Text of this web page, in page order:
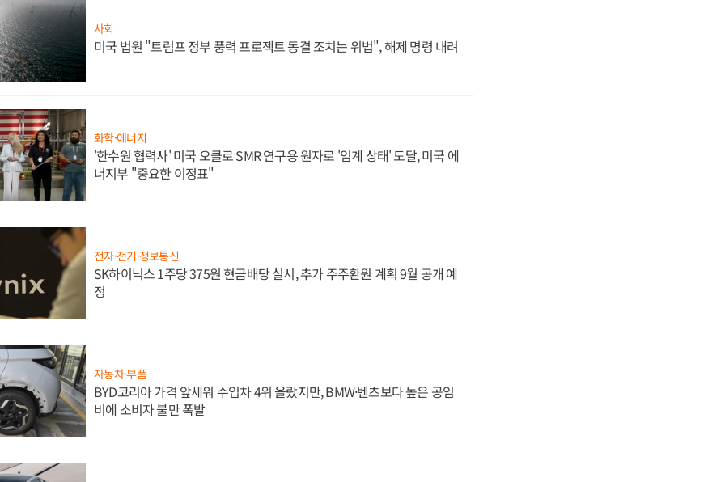
사회
미국 법원 "트럼프 정부 풍력 프로젝트 동결 조치는 위법", 해제 명령 내려
화학·에너지
'한수원 협력사' 미국 오클로 SMR 연구용 원자로 '임계 상태' 도달, 미국 에
너지부 "중요한 이정표"
전자·전기·정보통신
SK하이닉스 1주당 375원 현금배당 실시, 추가 주주환원 계획 9월 공개 예
정
자동차·부품
BYD코리아 가격 앞세워 수입차 4위 올랐지만, BMW·벤츠보다 높은 공임
비에 소비자 불만 폭발